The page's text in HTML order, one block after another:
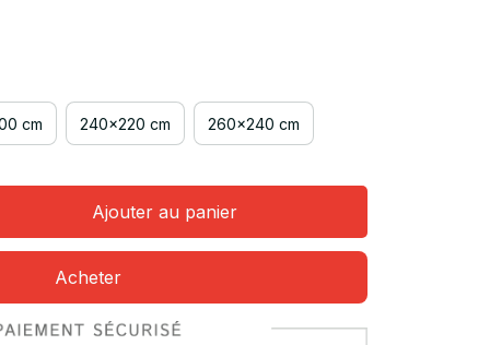
cm 240x220 cm 260x240 cm
Ajouter au panier
Acheter